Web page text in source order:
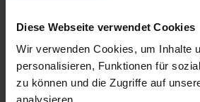
Diese Webseite verwendet Cookies
Wir verwenden Cookies, um Inhalte
personalisieren, Funktionen für
zu können und die Zugriffe auf
analysieren.